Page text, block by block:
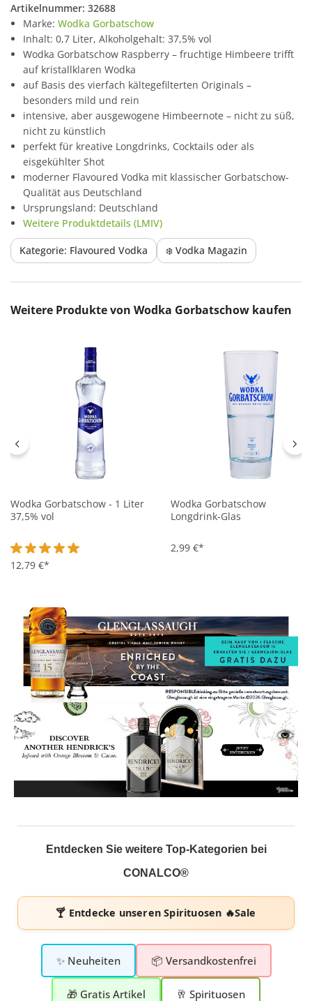
Artikelnummer: 32688
Marke: Wodka Gorbatschow
Inhalt: 0,7 Liter, Alkoholgehalt: 37,5% vol
Wodka Gorbatschow Raspberry – fruchtige Himbeere trifft
auf kristallklaren Wodka
auf Basis des vierfach kältegefilterten Originals –
besonders mild und rein
intensive, aber ausgewogene Himbeernote – nicht zu süß,
nicht zu künstlich
perfekt für kreative Longdrinks, Cocktails oder als
eisgekühlter Shot
moderner Flavoured Vodka mit klassischer Gorbatschow-
Qualität aus Deutschland
Ursprungsland: Deutschland
Weitere Produktdetails (LMIV)
Kategorie: Flavoured Vodka ❄️ Vodka Magazin
Produktgalerie überspringen
Weitere Produkte von Wodka Gorbatschow kaufen
Wodka Gorbatschow - 1 Liter
37,5% vol
Durchschnittliche Bewertung von 5 von 5 Sternen
12,79 €*
Wodka Gorbatschow
Longdrink-Glas
2,99 €*
Entdecken Sie weitere Top-Kategorien bei
CONALCO®
🍸 Entdecke unserenSpirituosen 🔥Sale
✨ Neuheiten 📦 Versandkostenfrei
🎁 Gratis Artikel 🥂 Spirituosen